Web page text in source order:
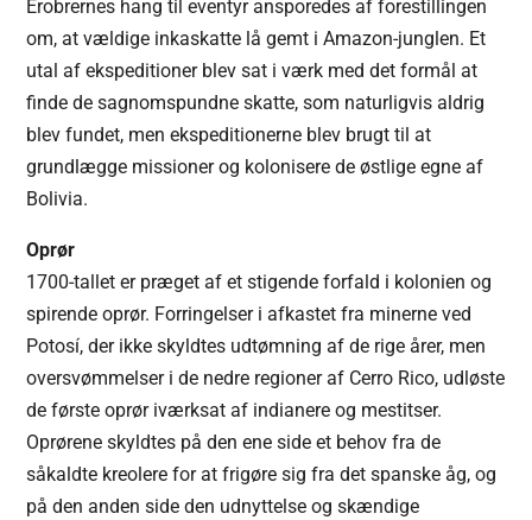
Erobrernes hang til eventyr ansporedes af forestillingen
om, at vældige inkaskatte lå gemt i Amazon-junglen. Et
utal af ekspeditioner blev sat i værk med det formål at
finde de sagnomspundne skatte, som naturligvis aldrig
blev fundet, men ekspeditionerne blev brugt til at
grundlægge missioner og kolonisere de østlige egne af
Bolivia.
Oprør
1700-tallet er præget af et stigende forfald i kolonien og
spirende oprør. Forringelser i afkastet fra minerne ved
Potosí, der ikke skyldtes udtømning af de rige årer, men
oversvømmelser i de nedre regioner af Cerro Rico, udløste
de første oprør iværksat af indianere og mestitser.
Oprørene skyldtes på den ene side et behov fra de
såkaldte kreolere for at frigøre sig fra det spanske åg, og
på den anden side den udnyttelse og skændige